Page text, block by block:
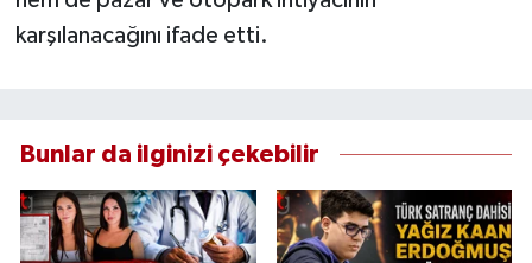
karşılanacağını ifade etti.
Bunlar da ilginizi çekebilir